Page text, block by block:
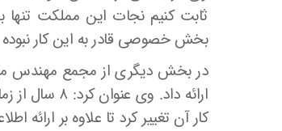
ثابت کنیم نجات این مملکت
بخش خصوصی قادر به این کار
در بخش دیگری از مجمع مهندس
ارائه داد.
کار آن تغییر کرد تا علاوه بر ارائه